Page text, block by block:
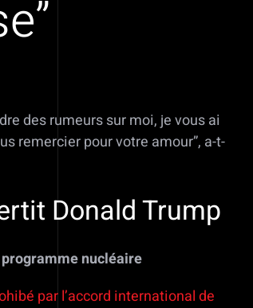
des rumeurs sur moi, je vous ai
remercier pour votre amour”, a-t-
Donald Trump
nucléaire
par l’accord international de